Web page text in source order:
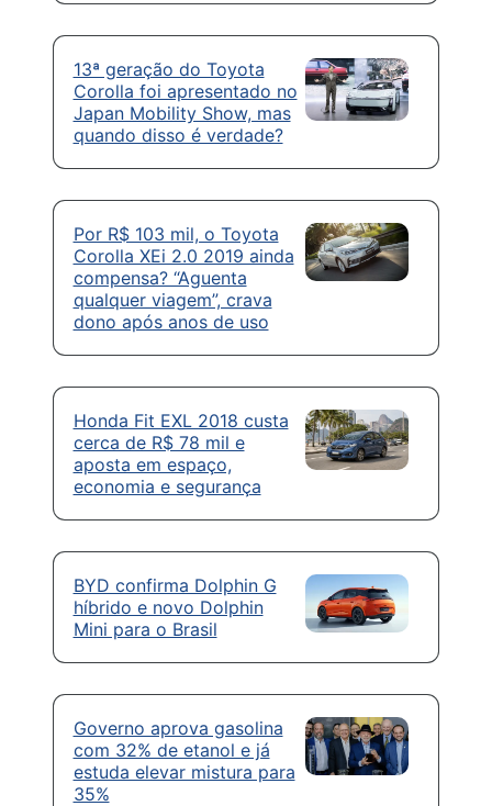
13ª geração do Toyota
Corolla foi apresentado no
Japan Mobility Show, mas
quando disso é verdade?
Por R$ 103 mil, o Toyota
Corolla XEi 2.0 2019 ainda
compensa? “Aguenta
qualquer viagem”, crava
dono após anos de uso
Honda Fit EXL 2018 custa
cerca de R$ 78 mil e
aposta em espaço,
economia e segurança
BYD confirma Dolphin G
híbrido e novo Dolphin
Mini para o Brasil
Governo aprova gasolina
com 32% de etanol e já
estuda elevar mistura para
35%